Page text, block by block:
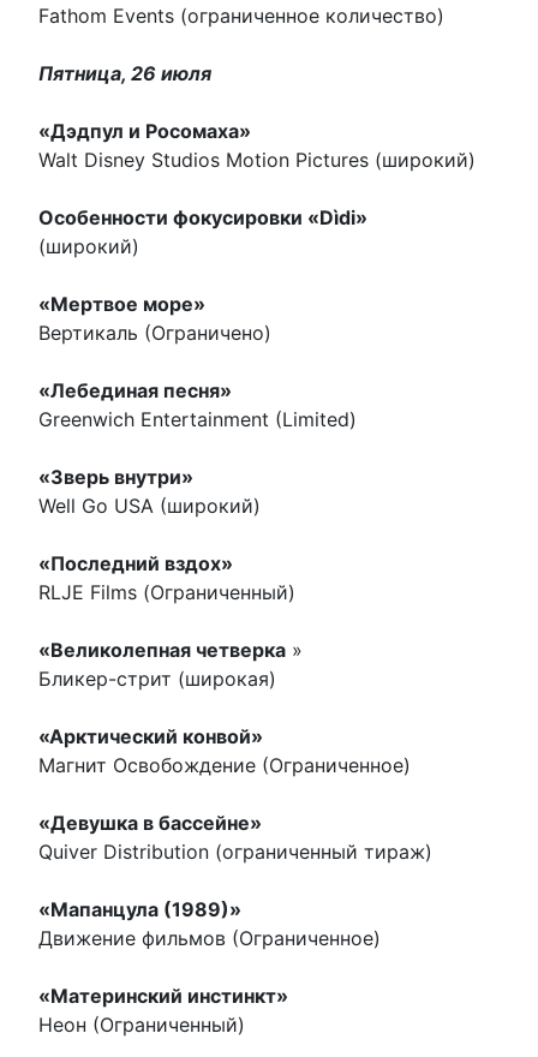
Fathom Events (ограниченное количество)
Пятница, 26 июля
«Дэдпул и Росомаха»
Walt Disney Studios Motion Pictures (широкий)
Особенности фокусировки «Dìdi»
(широкий)
«Мертвое море»
Вертикаль (Ограничено)
«Лебединая песня»
Greenwich Entertainment (Limited)
«Зверь внутри»
Well Go USA (широкий)
«Последний вздох»
RLJE Films (Ограниченный)
«Великолепная четверка »
Бликер-стрит (широкая)
«Арктический конвой»
Магнит Освобождение (Ограниченное)
«Девушка в бассейне»
Quiver Distribution (ограниченный тираж)
«Мапанцула (1989)»
Движение фильмов (Ограниченное)
«Материнский инстинкт»
Неон (Ограниченный)